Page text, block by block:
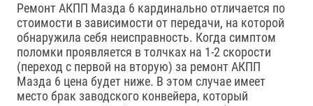
Ремонт АКПП Мазда 6 кардинально отличается по
стоимости в зависимости от передачи, на которой
обнаружила себя неисправность. Когда симптом
поломки проявляется в толчках на 1-2 скорости
(переход с первой на вторую) за ремонт АКПП
Мазда 6 цена будет ниже. В этом случае имеет
место брак заводского конвейера, который